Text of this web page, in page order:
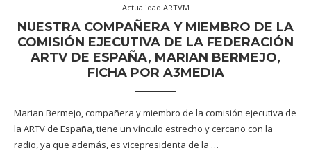
Actualidad ARTVM
NUESTRA COMPAÑERA Y MIEMBRO DE LA
COMISIÓN EJECUTIVA DE LA FEDERACIÓN
ARTV DE ESPAÑA, MARIAN BERMEJO,
FICHA POR A3MEDIA
Marian Bermejo, compañera y miembro de la comisión ejecutiva de
la ARTV de España, tiene un vínculo estrecho y cercano con la
radio, ya que además, es vicepresidenta de la …